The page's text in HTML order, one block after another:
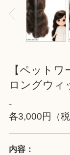
【ペット
ロングウィ
-
各3,000円（税
内容：